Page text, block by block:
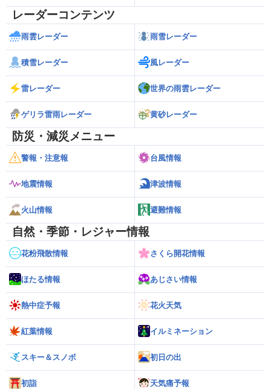
レーダーコンテンツ
雨雲レーダー 雨雪レーダー
積雪レーダー 風レーダー
雷レーダー 世界の雨雲レーダー
ゲリラ雷雨レーダー 黄砂レーダー
防災・減災メニュー
警報・注意報 台風情報
地震情報 津波情報
火山情報 避難情報
自然・季節・レジャー情報
花粉飛散情報 さくら開花情報
ほたる情報 あじさい情報
熱中症予報 花火天気
紅葉情報 イルミネーション
スキー＆スノボ 初日の出
初詣 天気痛予報